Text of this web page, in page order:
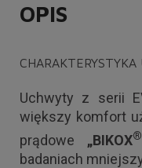
OPIS
Uchwyty z serii
większy komfort
prądowe „BIKOX®
badaniach